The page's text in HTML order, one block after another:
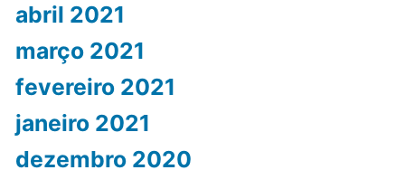
abril 2021
março 2021
fevereiro 2021
janeiro 2021
dezembro 2020